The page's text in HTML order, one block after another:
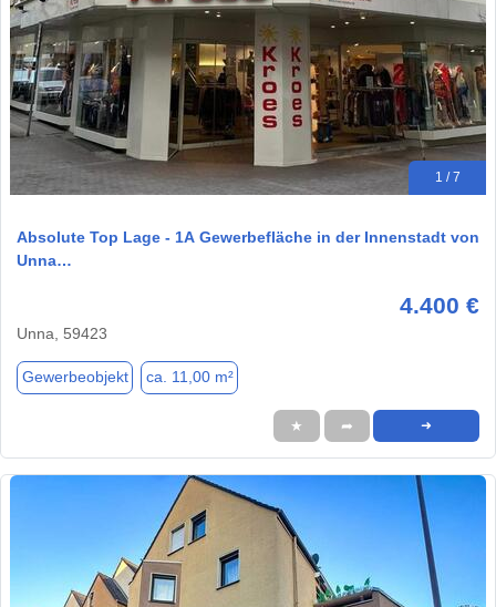
1 / 7
Absolute Top Lage - 1A Gewerbefläche in der Innenstadt von
Unna…
4.400 €
Unna, 59423
Gewerbeobjekt ca. 11,00 m²
★ ➦ ➜